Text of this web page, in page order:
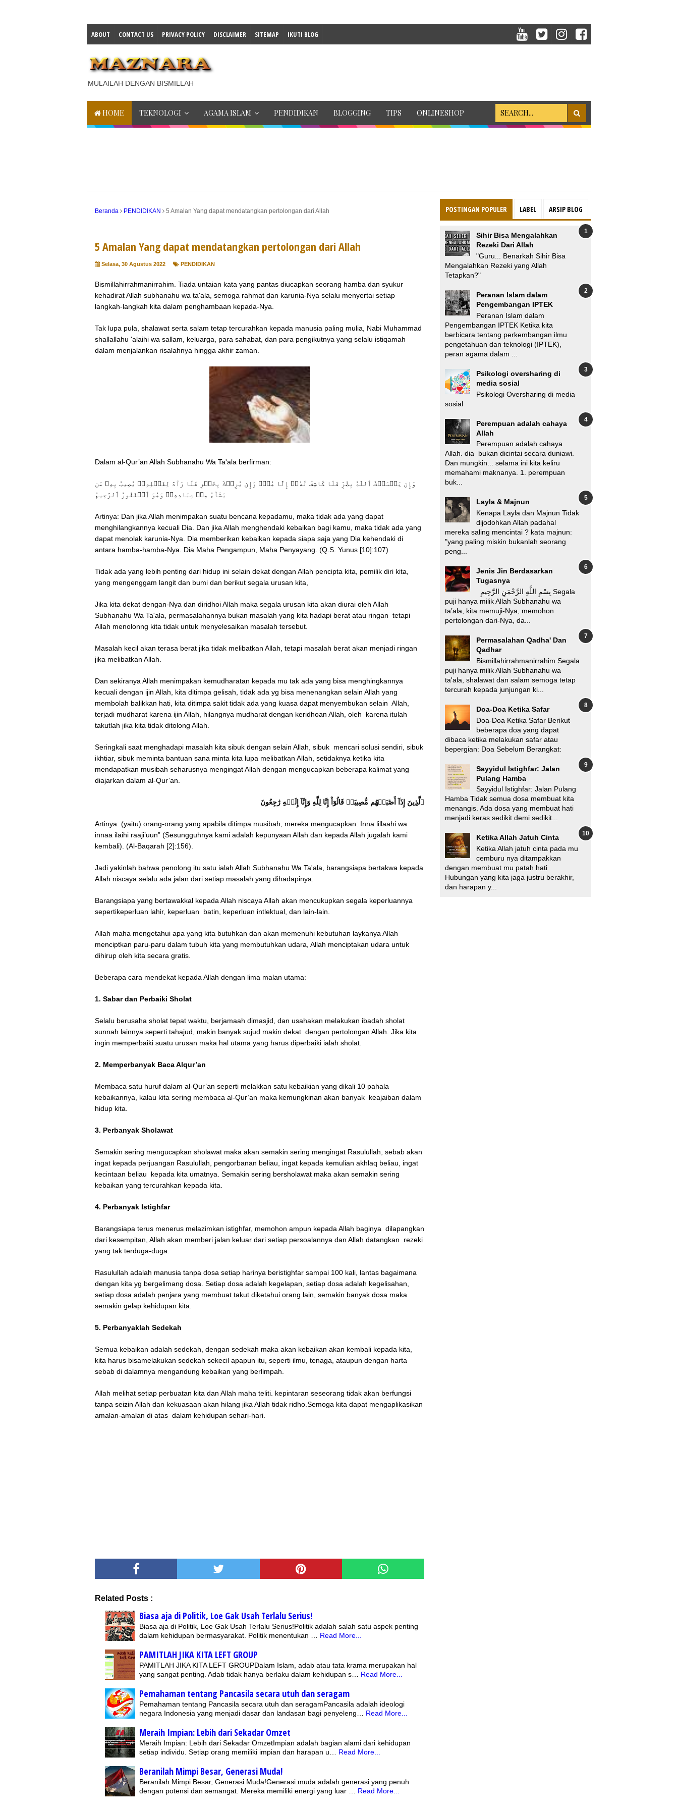
ABOUT CONTACT US PRIVACY POLICY DISCLAIMER SITEMAP IKUTI BLOG
MULAILAH DENGAN BISMILLAH
HOME TEKNOLOGI AGAMA ISLAM PENDIDIKAN BLOGGING TIPS ONLINESHOP
Beranda PENDIDIKAN 5 Amalan Yang dapat mendatangkan pertolongan dari Allah
5 Amalan Yang dapat mendatangkan pertolongan dari Allah
Selasa, 30 Agustus 2022 PENDIDIKAN
Bismillahirrahmanirrahim. Tiada untaian kata yang pantas diucapkan seorang hamba dan syukur
kehadirat Allah subhanahu wa ta'ala, semoga rahmat dan karunia-Nya selalu menyertai setiap
langkah-langkah kita dalam penghambaan kepada-Nya.
Tak lupa pula, shalawat serta salam tetap tercurahkan kepada manusia paling mulia, Nabi Muhammad
shallallahu 'alaihi wa sallam, keluarga, para sahabat, dan para pengikutnya yang selalu istiqamah
dalam menjalankan risalahnya hingga akhir zaman.
Dalam al-Qur’an Allah Subhanahu Wa Ta'ala berfirman:
وَإِن يَمۡسَسۡكَ ٱللَّهُ بِضُرّٖ فَلَا كَاشِفَ لَهُۥٓ إِلَّا هُوَۖ وَإِن يُرِدۡكَ بِخَيۡرٖ فَلَا رَآدَّ لِفَضۡلِهِۦۚ يُصِيبُ بِهِۦ مَن
يَشَآءُ مِنۡ عِبَادِهِۦۚ وَهُوَ ٱلۡغَفُورُ ٱلرَّحِيمُ
Artinya: Dan jika Allah menimpakan suatu bencana kepadamu, maka tidak ada yang dapat
menghilangkannya kecuali Dia. Dan jika Allah menghendaki kebaikan bagi kamu, maka tidak ada yang
dapat menolak karunia-Nya. Dia memberikan kebaikan kepada siapa saja yang Dia kehendaki di
antara hamba-hamba-Nya. Dia Maha Pengampun, Maha Penyayang. (Q.S. Yunus [10]:107)
Tidak ada yang lebih penting dari hidup ini selain dekat dengan Allah pencipta kita, pemilik diri kita,
yang mengenggam langit dan bumi dan berikut segala urusan kita,
Jika kita dekat dengan-Nya dan diridhoi Allah maka segala urusan kita akan diurai oleh Allah
Subhanahu Wa Ta'ala, permasalahannya bukan masalah yang kita hadapi berat atau ringan tetapi
Allah menolonng kita tidak untuk menyelesaikan masalah tersebut.
Masalah kecil akan terasa berat jika tidak melibatkan Allah, tetapi masalah berat akan menjadi ringan
jika melibatkan Allah.
Dan sekiranya Allah menimpakan kemudharatan kepada mu tak ada yang bisa menghingkannya
kecuali dengan ijin Allah, kita ditimpa gelisah, tidak ada yg bisa menenangkan selain Allah yang
membolah balikkan hati, kita ditimpa sakit tidak ada yang kuasa dapat menyembukan selain Allah,
terjadi mudharat karena ijin Allah, hilangnya mudharat dengan keridhoan Allah, oleh karena itulah
takutlah jika kita tidak ditolong Allah.
Seringkali saat menghadapi masalah kita sibuk dengan selain Allah, sibuk mencari solusi sendiri, sibuk
ikhtiar, sibuk meminta bantuan sana minta kita lupa melibatkan Allah, setidaknya ketika kita
mendapatkan musibah seharusnya mengingat Allah dengan mengucapkan beberapa kalimat yang
diajarkan dalam al-Qur’an.
ٱلَّذِينَ إِذَآ أَصَٰبَتۡهُم مُّصِيبَةٞ قَالُوٓاْ إِنَّا لِلَّهِ وَإِنَّآ إِلَيۡهِ رَٰجِعُونَ
Artinya: (yaitu) orang-orang yang apabila ditimpa musibah, mereka mengucapkan: Inna lillaahi wa
innaa ilaihi raaji’uun” (Sesungguhnya kami adalah kepunyaan Allah dan kepada Allah jugalah kami
kembali). (Al-Baqarah [2]:156).
Jadi yakinlah bahwa penolong itu satu ialah Allah Subhanahu Wa Ta'ala, barangsiapa bertakwa kepada
Allah niscaya selalu ada jalan dari setiap masalah yang dihadapinya.
Barangsiapa yang bertawakkal kepada Allah niscaya Allah akan mencukupkan segala keperluannya
sepertikeperluan lahir, keperluan batin, keperluan intlektual, dan lain-lain.
Allah maha mengetahui apa yang kita butuhkan dan akan memenuhi kebutuhan laykanya Allah
menciptkan paru-paru dalam tubuh kita yang membutuhkan udara, Allah menciptakan udara untuk
dihirup oleh kita secara gratis.
Beberapa cara mendekat kepada Allah dengan lima malan utama:
1. Sabar dan Perbaiki Sholat
Selalu berusaha sholat tepat waktu, berjamaah dimasjid, dan usahakan melakukan ibadah sholat
sunnah lainnya seperti tahajud, makin banyak sujud makin dekat dengan pertolongan Allah. Jika kita
ingin memperbaiki suatu urusan maka hal utama yang harus diperbaiki ialah sholat.
2. Memperbanyak Baca Alqur’an
Membaca satu huruf dalam al-Qur’an seperti melakkan satu kebaikian yang dikali 10 pahala
kebaikannya, kalau kita sering membaca al-Qur’an maka kemungkinan akan banyak keajaiban dalam
hidup kita.
3. Perbanyak Sholawat
Semakin sering mengucapkan sholawat maka akan semakin sering mengingat Rasulullah, sebab akan
ingat kepada perjuangan Rasulullah, pengorbanan beliau, ingat kepada kemulian akhlaq beliau, ingat
kecintaan beliau kepada kita umatnya. Semakin sering bersholawat maka akan semakin sering
kebaikan yang tercurahkan kepada kita.
4. Perbanyak Istighfar
Barangsiapa terus menerus melazimkan istighfar, memohon ampun kepada Allah baginya dilapangkan
dari kesempitan, Allah akan memberi jalan keluar dari setiap persoalannya dan Allah datangkan rezeki
yang tak terduga-duga.
Rasulullah adalah manusia tanpa dosa setiap harinya beristighfar sampai 100 kali, lantas bagaimana
dengan kita yg bergelimang dosa. Setiap dosa adalah kegelapan, setiap dosa adalah kegelisahan,
setiap dosa adalah penjara yang membuat takut diketahui orang lain, semakin banyak dosa maka
semakin gelap kehidupan kita.
5. Perbanyaklah Sedekah
Semua kebaikan adalah sedekah, dengan sedekah maka akan kebaikan akan kembali kepada kita,
kita harus bisamelakukan sedekah sekecil apapun itu, seperti ilmu, tenaga, ataupun dengan harta
sebab di dalamnya mengandung kebaikan yang berlimpah.
Allah melihat setiap perbuatan kita dan Allah maha teliti. kepintaran seseorang tidak akan berfungsi
tanpa seizin Allah dan kekuasaan akan hilang jika Allah tidak ridho.Semoga kita dapat mengaplikasikan
amalan-amalan di atas dalam kehidupan sehari-hari.
Related Posts :
Biasa aja di Politik, Loe Gak Usah Terlalu Serius!
Biasa aja di Politik, Loe Gak Usah Terlalu Serius!Politik adalah salah satu aspek penting
dalam kehidupan bermasyarakat. Politik menentukan …
Read More...
PAMITLAH JIKA KITA LEFT GROUP
PAMITLAH JIKA KITA LEFT GROUPDalam Islam, adab atau tata krama merupakan hal
yang sangat penting. Adab tidak hanya berlaku dalam kehidupan s…
Read More...
Pemahaman tentang Pancasila secara utuh dan seragam
Pemahaman tentang Pancasila secara utuh dan seragamPancasila adalah ideologi
negara Indonesia yang menjadi dasar dan landasan bagi penyeleng…
Read More...
Meraih Impian: Lebih dari Sekadar Omzet
Meraih Impian: Lebih dari Sekadar OmzetImpian adalah bagian alami dari kehidupan
setiap individu. Setiap orang memiliki impian dan harapan u…
Read More...
Beranilah Mimpi Besar, Generasi Muda!
Beranilah Mimpi Besar, Generasi Muda!Generasi muda adalah generasi yang penuh
dengan potensi dan semangat. Mereka memiliki energi yang luar …
Read More...
POSTINGAN POPULER LABEL ARSIP BLOG
Sihir Bisa Mengalahkan
Rezeki Dari Allah
"Guru... Benarkah Sihir Bisa
Mengalahkan Rezeki yang Allah
Tetapkan?"
Peranan Islam dalam
Pengembangan IPTEK
Peranan Islam dalam
Pengembangan IPTEK Ketika kita
berbicara tentang perkembangan ilmu
pengetahuan dan teknologi (IPTEK),
peran agama dalam ...
Psikologi oversharing di
media sosial
Psikologi Oversharing di media
sosial
Perempuan adalah cahaya
Allah
Perempuan adalah cahaya
Allah. dia bukan dicintai secara duniawi.
Dan mungkin... selama ini kita keliru
memahami maknanya. 1. perempuan
buk...
Layla & Majnun
Kenapa Layla dan Majnun Tidak
dijodohkan Allah padahal
mereka saling mencintai ? kata majnun:
"yang paling miskin bukanlah seorang
peng...
Jenis Jin Berdasarkan
Tugasnya
puji hanya milik Allah Subhanahu wa
ta’ala, kita memuji-Nya, memohon
pertolongan dari-Nya, da...
Permasalahan Qadha' Dan
Qadhar
Bismillahirrahmanirrahim Segala
puji hanya milik Allah Subhanahu wa
ta'ala, shalawat dan salam semoga tetap
tercurah kepada junjungan ki...
Doa-Doa Ketika Safar
Doa-Doa Ketika Safar Berikut
beberapa doa yang dapat
dibaca ketika melakukan safar atau
bepergian: Doa Sebelum Berangkat:
Sayyidul Istighfar: Jalan
Pulang Hamba
Sayyidul Istighfar: Jalan Pulang
Hamba Tidak semua dosa membuat kita
menangis. Ada dosa yang membuat hati
menjadi keras sedikit demi sedikit...
Ketika Allah Jatuh Cinta
Ketika Allah jatuh cinta pada mu
cemburu nya ditampakkan
dengan membuat mu patah hati
Hubungan yang kita jaga justru berakhir,
dan harapan y...